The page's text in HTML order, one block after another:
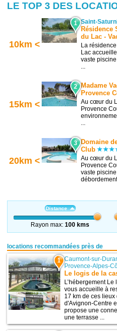
LE TOP 3 DES
10km <
1 Saint-
Résidence
du Lac -
La
Lac
vaste
...
15km <
2 Madame
Provence
Au cœur du
Provence
...
20km <
3 Domaine
Club
Au cœur du
Provence
vaste
Distance
Rayon max:100 kms
locations recommandées près de
1 Caumont-sur-
Provence-Alpes-
Le logis de la
L’hébergement
vous accueille à
17 km de ces lieux
d'Avignon-Centre
propose une
une terrasse ...